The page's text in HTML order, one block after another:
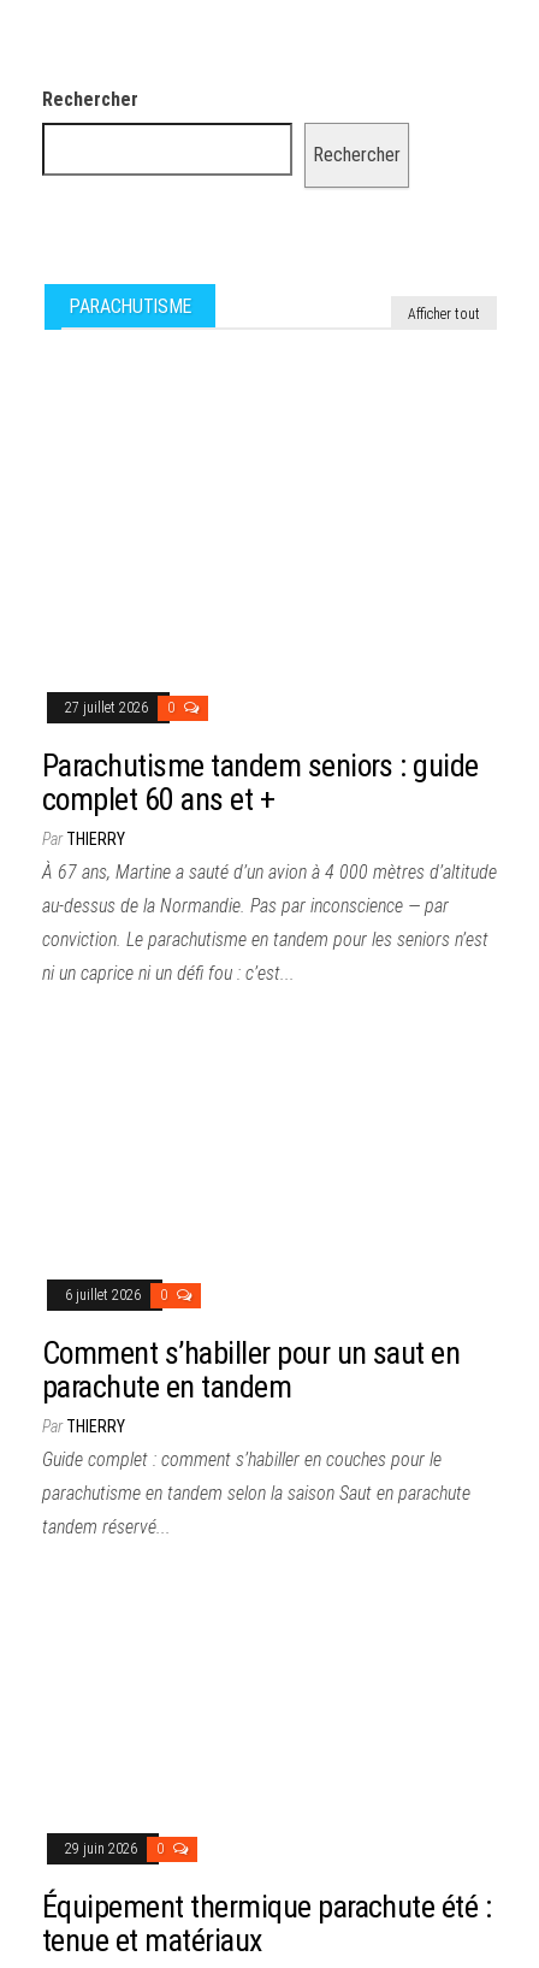
Rechercher
Rechercher
PARACHUTISME Afficher tout
27 juillet 2026 0
Parachutisme tandem seniors : guide
complet 60 ans et +
ParTHIERRY
À 67 ans, Martine a sauté d’un avion à 4 000 mètres d’altitude
au-dessus de la Normandie. Pas par inconscience — par
conviction. Le parachutisme en tandem pour les seniors n’est
ni un caprice ni un défi fou : c’est...
6 juillet 2026 0
Comment s’habiller pour un saut en
parachute en tandem
ParTHIERRY
Guide complet : comment s’habiller en couches pour le
parachutisme en tandem selon la saison Saut en parachute
tandem réservé...
29 juin 2026 0
Équipement thermique parachute été :
tenue et matériaux